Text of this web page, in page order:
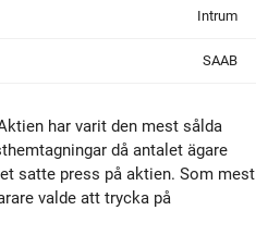
Intrum
SAAB
har varit den mest sålda
då antalet ägare
satte press på aktien. Som mest
valde att trycka på